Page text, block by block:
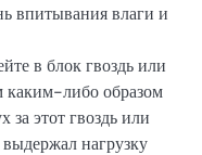
впитывания влаги и
в блок гвоздь или
каким-либо образом
за этот гвоздь или
нагрузку